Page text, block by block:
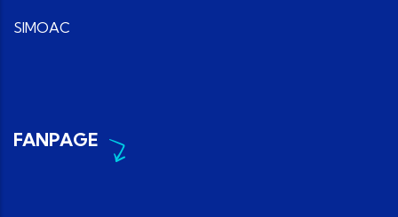
SIMOAC
FANPAGE